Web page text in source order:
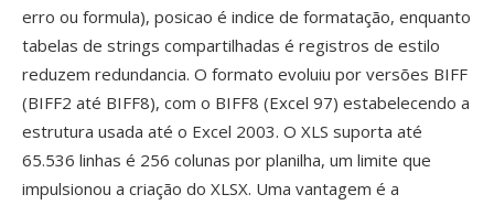
erro ou formula), posicao é indice de formatação, enquanto
tabelas de strings compartilhadas é registros de estilo
reduzem redundancia. O formato evoluiu por versões BIFF
(BIFF2 até BIFF8), com o BIFF8 (Excel 97) estabelecendo a
estrutura usada até o Excel 2003. O XLS suporta até
65.536 linhas é 256 colunas por planilha, um limite que
impulsionou a criação do XLSX. Uma vantagem é a